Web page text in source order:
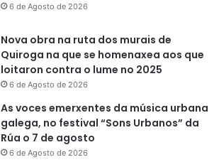
6 de Agosto de 2026
Nova obra na ruta dos murais de
Quiroga na que se homenaxea aos que
loitaron contra o lume no 2025
6 de Agosto de 2026
As voces emerxentes da música urbana
galega, no festival “Sons Urbanos” da
Rúa o 7 de agosto
6 de Agosto de 2026